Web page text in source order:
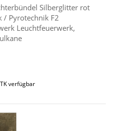
Silberglitter rot
/ Pyrotechnik F2
Leuchtfeuerwerk,
verfügbar